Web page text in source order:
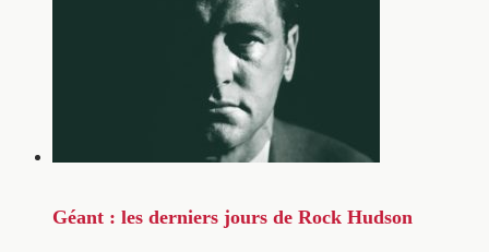
Géant : les derniers jours de Rock Hudson